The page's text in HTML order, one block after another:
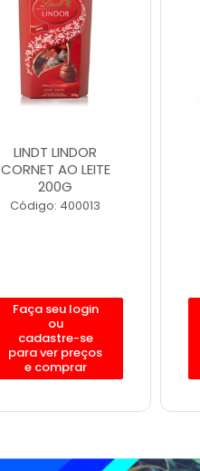
LINDT LINDOR
CORNET AO LEITE
200G
Código: 400013
Faça seu login
ou
cadastre-se
para ver preços
e comprar